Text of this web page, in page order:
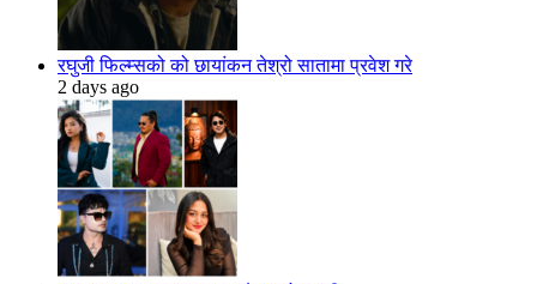
रघुजी फिल्म्सको को छायांकन तेश्रो सातामा प्रवेश गरे
2 days ago